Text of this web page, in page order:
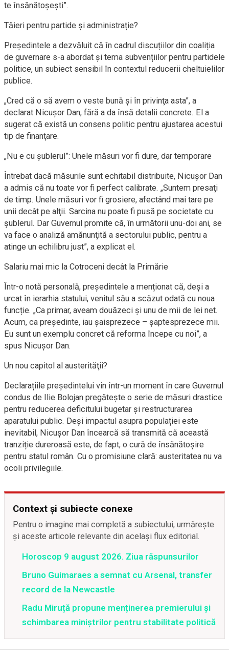
te însănătoşeşti”.
Tăieri pentru partide și administrație?
Președintele a dezvăluit că în cadrul discuțiilor din coaliția
de guvernare s-a abordat și tema subvențiilor pentru partidele
politice, un subiect sensibil în contextul reducerii cheltuielilor
publice.
„Cred că o să avem o veste bună şi în privinţa asta”, a
declarat Nicuşor Dan, fără a da însă detalii concrete. El a
sugerat că există un consens politic pentru ajustarea acestui
tip de finanţare.
„Nu e cu şublerul”: Unele măsuri vor fi dure, dar temporare
Întrebat dacă măsurile sunt echitabil distribuite, Nicuşor Dan
a admis că nu toate vor fi perfect calibrate. „Suntem presaţi
de timp. Unele măsuri vor fi grosiere, afectând mai tare pe
unii decât pe alţii. Sarcina nu poate fi pusă pe societate cu
şublerul. Dar Guvernul promite că, în următorii unu-doi ani, se
va face o analiză amănunţită a sectorului public, pentru a
atinge un echilibru just”, a explicat el.
Salariu mai mic la Cotroceni decât la Primărie
Într-o notă personală, președintele a menționat că, deși a
urcat în ierarhia statului, venitul său a scăzut odată cu noua
funcție. „Ca primar, aveam douăzeci şi unu de mii de lei net.
Acum, ca preşedinte, iau şaisprezece – şaptesprezece mii.
Eu sunt un exemplu concret că reforma începe cu noi”, a
spus Nicuşor Dan.
Un nou capitol al austerităţii?
Declarațiile președintelui vin într-un moment în care Guvernul
condus de Ilie Bolojan pregătește o serie de măsuri drastice
pentru reducerea deficitului bugetar și restructurarea
aparatului public. Deşi impactul asupra populației este
inevitabil, Nicuşor Dan încearcă să transmită că această
tranziție dureroasă este, de fapt, o cură de însănătoșire
pentru statul român. Cu o promisiune clară: austeritatea nu va
ocoli privilegiile.
Context și subiecte conexe
Pentru o imagine mai completă a subiectului, urmărește
și aceste articole relevante din același flux editorial.
Horoscop 9 august 2026. Ziua răspunsurilor
Bruno Guimaraes a semnat cu Arsenal, transfer
record de la Newcastle
Radu Miruță propune menținerea premierului și
schimbarea miniștrilor pentru stabilitate politică